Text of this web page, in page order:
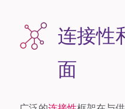
连接性
面